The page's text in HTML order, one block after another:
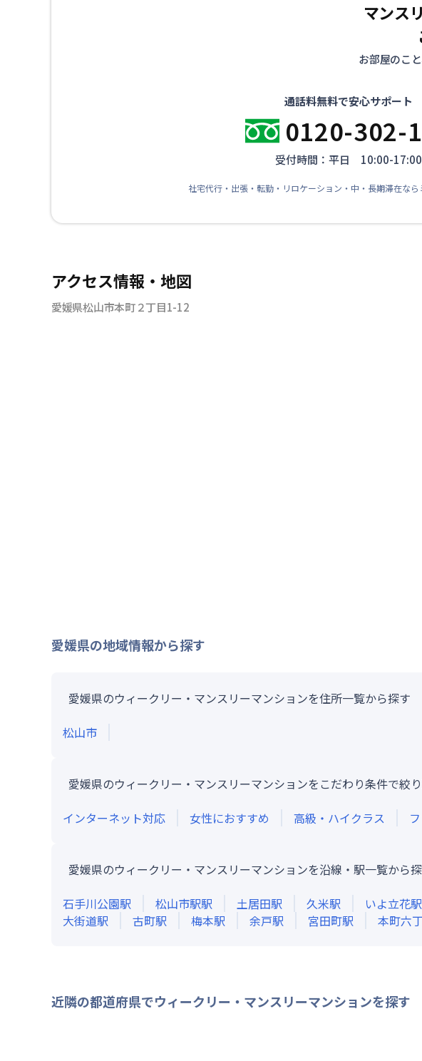
マンス
お部屋のこ
通話料無料で安心サポート
0120-302-
受付時間：平日 10:00-17:00
社宅代行・出張・転勤・リロケーション・中・長期滞在な
アクセス情報・地図
愛媛県松山市本町２丁目1-12
愛媛県の地域情報から探す
愛媛県のウィークリー・マンスリーマンションを住所一覧から探す
松山市
愛媛県のウィークリー・マンスリーマンションをこだわり条件で絞
インターネット対応
女性におすすめ 高級・ハイクラス
愛媛県のウィークリー・マンスリーマンションを沿線・駅一覧から
石手川公園駅 松山市駅駅 土居田駅 久米駅 いよ立花駅
大街道駅 古町駅 梅本駅 余戸駅 宮田町駅 本町六
近隣の都道府県でウィークリー・マンスリーマンションを探す